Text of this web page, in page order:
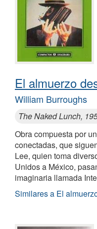
El almuerzo
William Burroughs
The Naked Lunch,
Obra compuesta por
conectadas, que
Lee, quien toma
Unidos a México,
imaginaria llamada
Similares a El